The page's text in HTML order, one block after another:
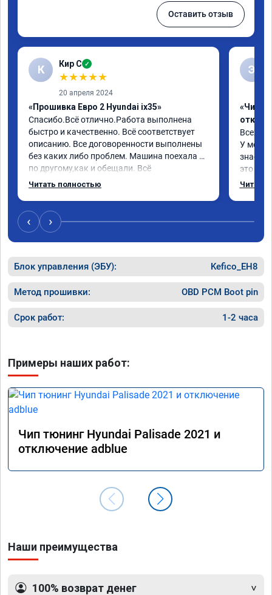
Оставить отзыв
К Кир С ✓
★★★★★
20 апреля 2024
«Прошивка Евро 2 Hyundai ix35»
Спасибо.Всё отлично.Работа выполнена
быстро и качественно. Всё соответствует
описанию. Все договоренности выполнены
без каких либо проблем. Машина поехала
по другому,как и обещали. Всё
понравилось. Рекомендую данную
Читать полностью
Э
«Чип
Всех
У меня
знает
это
газов,
как
Машина
ничего
сразу.
В
пути!
Читать
‹ ›
Блок управления (ЭБУ): Kefico_EH8
Метод прошивки: OBD PCM Boot pin
Срок работ: 1-2 часа
Примеры наших работ:
Чип тюнинг Hyundai Palisade 2021 и
отключение adblue
Наши преимущества
100% возврат денег